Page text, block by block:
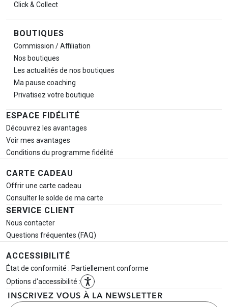
Click & Collect
BOUTIQUES
Commission / Affiliation
Nos boutiques
Les actualités de nos boutiques
Ma pause coaching
Privatisez votre boutique
ESPACE FIDÉLITÉ
Découvrez les avantages
Voir mes avantages
Conditions du programme fidélité
CARTE CADEAU
Offrir une carte cadeau
Consulter le solde de ma carte
SERVICE CLIENT
Nous contacter
Questions fréquentes (FAQ)
ACCESSIBILITÉ
État de conformité : Partiellement conforme
Options d'accessibilité :
INSCRIVEZ VOUS À LA NEWSLETTER